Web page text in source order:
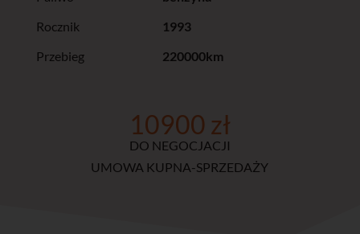
Rocznik
1993
Przebieg
220000km
10900 zł
DO NEGOCJACJI
UMOWA KUPNA-SPRZEDAŻY